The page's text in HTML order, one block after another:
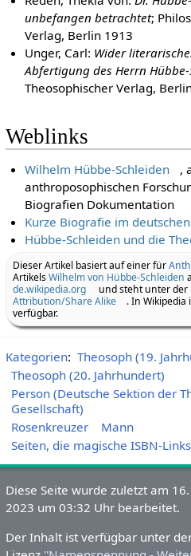
unbefangen betrachtet;
Verlag, Berlin 1913
Unger, Carl: Wider
Abfertigung des Herrn
Theosophischer Verlag,
Weblinks
Wilhelm Hübbe-Schleiden
,
anthroposophischen
Biografien Dokumentation
Kurze Biografie im
Hübbe-Schleiden und die
Dieser Artikel basiert auf einer für
ArtikelsWilhelm von Hübbe-Schleiden
de.wikipedia.org
und steht unter der
Attribution/Share Alike
. In Wikipedia
verfügbar.
Kategorien: Theosoph (19.
Theosoph (20. Jahrhundert)
Person (Deutsche Sektion der
Gesellschaft)
Rosenkreuzer
Mann
Seiten, die magische ISBN-
Diese Seite wurde zuletzt am
2023 um 03:32 Uhr bearbeitet.
Der Inhalt ist verfügbar unter